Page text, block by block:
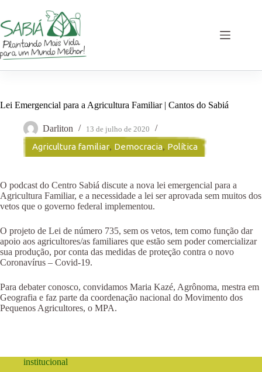
o
conteúdo
Lei Emergencial para a Agricultura Familiar | Cantos do Sabiá
Darliton 13 de julho de 2020
Agricultura familiar, Democracia, Política
O podcast do Centro Sabiá discute a nova lei emergencial para a
Agricultura Familiar, e a necessidade a lei ser aprovada sem muitos dos
vetos que o governo federal implementou.
O projeto de Lei de número 735, sem os vetos, tem como função dar
apoio aos agricultores/as familiares que estão sem poder comercializar
sua produção, por conta das medidas de proteção contra o novo
Coronavírus – Covid-19.
Para debater conosco, convidamos Maria Kazé, Agrônoma, mestra em
Geografia e faz parte da coordenação nacional do Movimento dos
Pequenos Agricultores, o MPA.
institucional